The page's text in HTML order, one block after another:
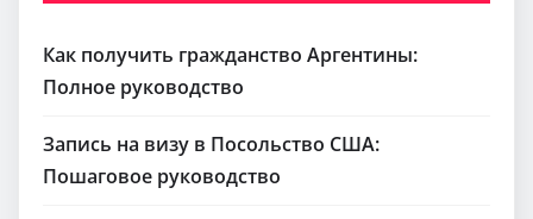
Как получить гражданство Аргентины:
Полное руководство
Запись на визу в Посольство США:
Пошаговое руководство